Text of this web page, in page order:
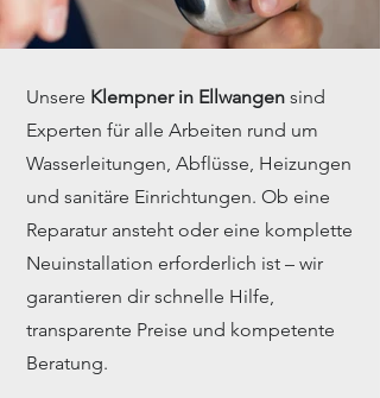
Unsere Klempner in Ellwangen sind
Experten für alle Arbeiten rund um
Wasserleitungen, Abflüsse, Heizungen
und sanitäre Einrichtungen. Ob eine
Reparatur ansteht oder eine komplette
Neuinstallation erforderlich ist – wir
garantieren dir schnelle Hilfe,
transparente Preise und kompetente
Beratung.